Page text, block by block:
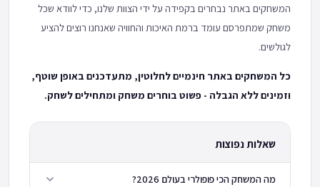
המשחקים באתר נבחרים בקפידה על ידי הצוות שלנו, כדי לוודא שכל
משחק שמתפרסם עומד ברמת האיכות והחוויה שאנחנו רוצים להציע
לגולשים.
כל המשחקים באתר חינמיים לחלוטין, מתעדכנים באופן שוטף,
וזמינים ללא הגבלה - פשוט בוחרים משחק ומתחילים לשחק.
שאלות נפוצות
מה המשחק הכי פופולרי בעולם 2026?